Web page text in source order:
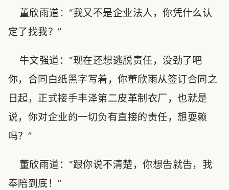
董欣雨道：“我又不是企业法人，你凭什么认
定了找我？”
牛文强道：“现在还想逃脱责任，没劲了吧
你，合同白纸黑字写着，你董欣雨从签订合同之
日起，正式接手丰泽第二皮革制衣厂，也就是
说，你对企业的一切负有直接的责任，想耍赖
吗？”
董欣雨道：“跟你说不清楚，你想告就告，我
奉陪到底！”